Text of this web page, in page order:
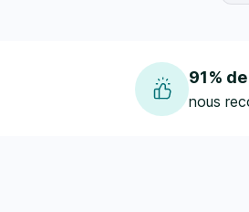
91%
nous